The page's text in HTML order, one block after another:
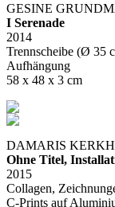
GESINE
I Serenade
2014
Trennscheibe (Ø 35
Aufhängung
58 x 48 x 3 cm
DAMARIS
Ohne Titel,
2015
Collagen,
C-Prints auf